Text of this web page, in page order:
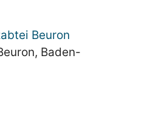
Beuron
Baden-